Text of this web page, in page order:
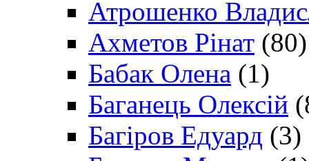
Атрошенко
Ахметов Рінат (80)
Бабак Олена (1)
Баганець Олексій
Багіров Едуард (3)